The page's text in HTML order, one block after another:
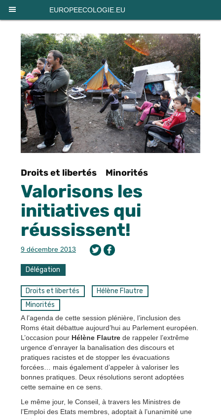
EUROPEECOLOGIE.EU
Droits et libertés Minorités
Valorisons les
initiatives qui
réussissent!
9 décembre 2013
Délégation
Droits et libertés
Hélène Flautre
Minorités
A l’agenda de cette session plénière, l’inclusion des
Roms était débattue aujourd’hui au Parlement européen.
L’occasion pour Hélène Flautre de rappeler l’extrême
urgence d’enrayer la banalisation des discours et
pratiques racistes et de stopper les évacuations
forcées… mais également d’appeler à valoriser les
bonnes pratiques. Deux résolutions seront adoptées
cette semaine en ce sens.
Le même jour, le Conseil, à travers les Ministres de
l’Emploi des Etats membres, adoptait à l’unanimité une